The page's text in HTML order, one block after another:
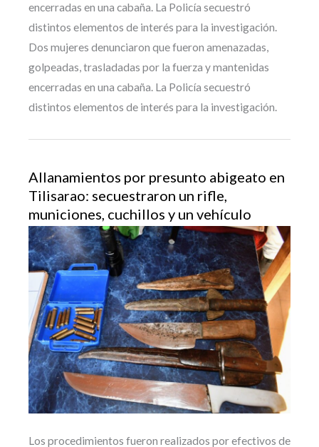
encerradas en una cabaña. La Policía secuestró
distintos elementos de interés para la investigación.
Dos mujeres denunciaron que fueron amenazadas,
golpeadas, trasladadas por la fuerza y mantenidas
encerradas en una cabaña. La Policía secuestró
distintos elementos de interés para la investigación.
Allanamientos por presunto abigeato en
Tilisarao: secuestraron un rifle,
municiones, cuchillos y un vehículo
Los procedimientos fueron realizados por efectivos de